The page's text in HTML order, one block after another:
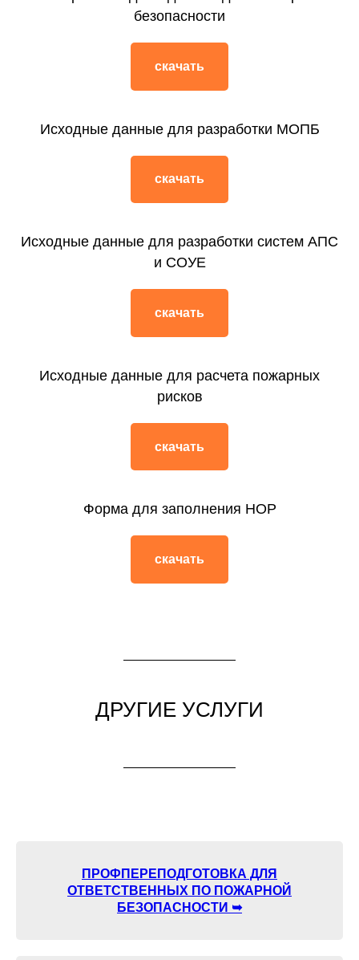
безопасности
скачать
Исходные данные для разработки МОПБ
скачать
Исходные данные для разработки систем АПС
и СОУЕ
скачать
Исходные данные для расчета пожарных
рисков
скачать
Форма для заполнения НОР
скачать
ДРУГИЕ УСЛУГИ
ПРОФПЕРЕПОДГОТОВКА ДЛЯ
ОТВЕТСТВЕННЫХ ПО ПОЖАРНОЙ
БЕЗОПАСНОСТИ ➥